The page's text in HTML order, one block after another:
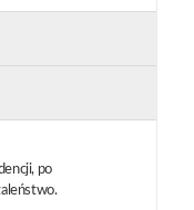
po